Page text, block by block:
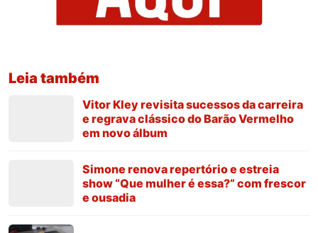
Leia também
Vitor Kley revisita sucessos da carreira
e regrava clássico do Barão Vermelho
em novo álbum
Simone renova repertório e estreia
show “Que mulher é essa?” com frescor
e ousadia